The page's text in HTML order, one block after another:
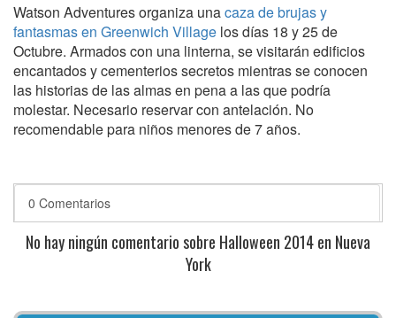
Watson Adventures organiza unacaza de brujas y
fantasmas en Greenwich Village los días 18 y 25 de
Octubre. Armados con una linterna, se visitarán edificios
encantados y cementerios secretos mientras se conocen
las historias de las almas en pena a las que podría
molestar. Necesario reservar con antelación. No
recomendable para niños menores de 7 años.
0 Comentarios
No hay ningún comentario sobre Halloween 2014 en Nueva
York